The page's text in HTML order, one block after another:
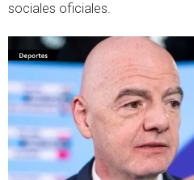
sociales oficiales.